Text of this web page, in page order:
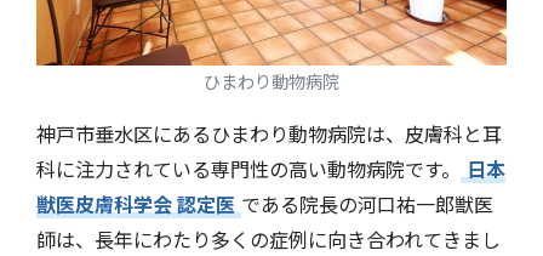
ひまわり動物病院
神戸市垂水区にあるひまわり動物病院は、皮膚科と耳
科に注力されている専門性の高い動物病院です。
日本
獣医皮膚科学会 認定医 である院長の河口祐一郎獣医
師は、長年にわたり多くの症例に向き合われてきまし